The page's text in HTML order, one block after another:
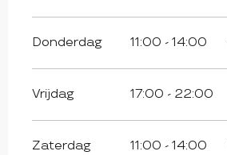
Donderdag 11:00 - 14:00
Vrijdag 17:00 - 22:00
Zaterdag 11:00 - 14:00